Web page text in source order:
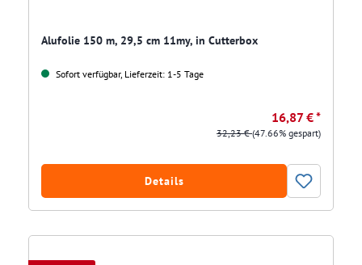
Alufolie 150 m, 29,5 cm 11my, in Cutterbox
Sofort verfügbar, Lieferzeit: 1-5 Tage
16,87 € *
32,23 €(47.66% gespart)
Details